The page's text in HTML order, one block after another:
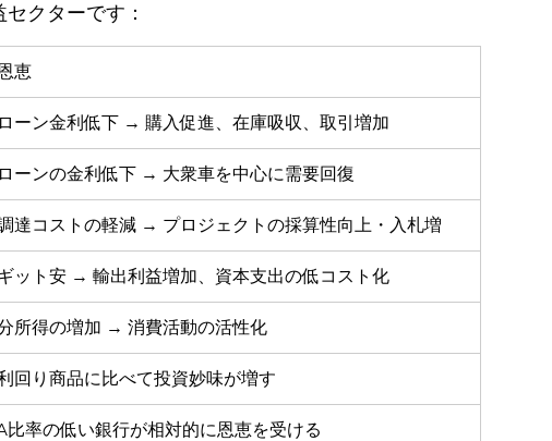
クターです：
恵
ーン金利低下 → 購入促進、在庫吸収、取引増加
ーンの金利低下 → 大衆車を中心に需要回復
達コストの軽減 → プロジェクトの採算性向上・入札増
ット安 → 輸出利益増加、資本支出の低コスト化
所得の増加 → 消費活動の活性化
回り商品に比べて投資妙味が増す
比率の低い銀行が相対的に恩恵を受ける